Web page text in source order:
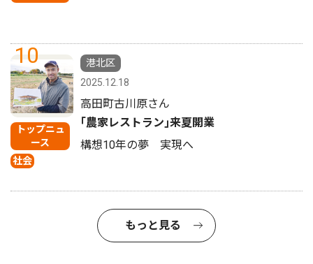
10
トップニュ
ース
社会
港北区
2025.12.18
高田町古川原さん
｢農家レストラン｣来夏開業
構想10年の夢 実現へ
もっと見る